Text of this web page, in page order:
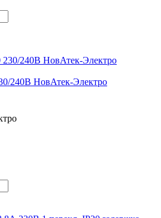
240В НовАтек-Электро